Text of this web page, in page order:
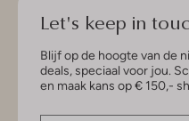
Let's keep in
Blijf op de hoogte van de
deals, speciaal voor jou.
en maak kans op € 150,-